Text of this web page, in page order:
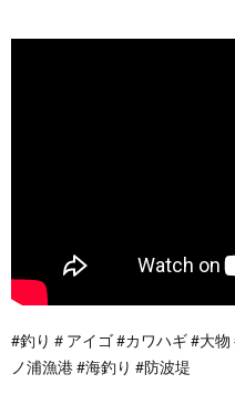
#釣り＃アイゴ #カワハギ #大
ノ浦漁港 #海釣り #防波堤